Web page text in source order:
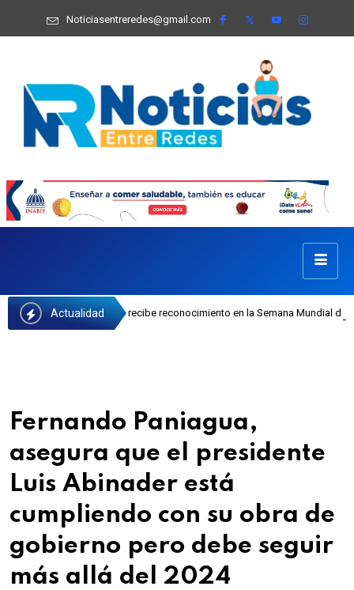
Noticiasentreredes@gmail.com
Actualidad
Castillo recibe reconocimiento en la Semana Mundial de la Lactancia
Fernando Paniagua,
asegura que el presidente
Luis Abinader está
cumpliendo con su obra de
gobierno pero debe seguir
más allá del 2024